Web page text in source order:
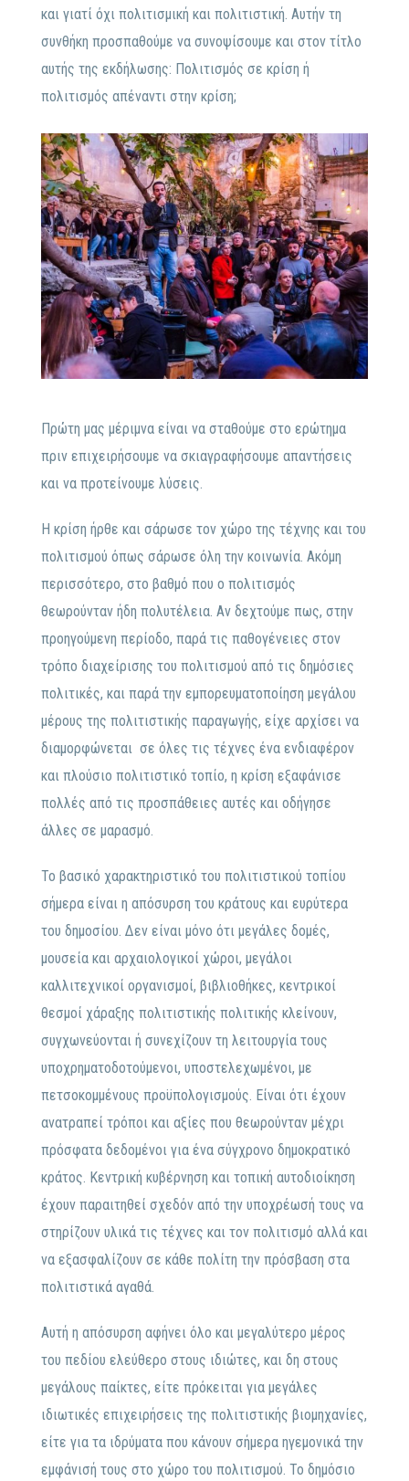
και γιατί όχι πολιτισμική και πολιτιστική. Αυτήν τη
συνθήκη προσπαθούμε να συνοψίσουμε και στον τίτλο
αυτής της εκδήλωσης: Πολιτισμός σε κρίση ή
πολιτισμός απέναντι στην κρίση;
Πρώτη μας μέριμνα είναι να σταθούμε στο ερώτημα
πριν επιχειρήσουμε να σκιαγραφήσουμε απαντήσεις
και να προτείνουμε λύσεις.
Η κρίση ήρθε και σάρωσε τον χώρο της τέχνης και του
πολιτισμού όπως σάρωσε όλη την κοινωνία. Ακόμη
περισσότερο, στο βαθμό που ο πολιτισμός
θεωρούνταν ήδη πολυτέλεια. Αν δεχτούμε πως, στην
προηγούμενη περίοδο, παρά τις παθογένειες στον
τρόπο διαχείρισης του πολιτισμού από τις δημόσιες
πολιτικές, και παρά την εμπορευματοποίηση μεγάλου
μέρους της πολιτιστικής παραγωγής, είχε αρχίσει να
διαμορφώνεται σε όλες τις τέχνες ένα ενδιαφέρον
και πλούσιο πολιτιστικό τοπίο, η κρίση εξαφάνισε
πολλές από τις προσπάθειες αυτές και οδήγησε
άλλες σε μαρασμό.
Το βασικό χαρακτηριστικό του πολιτιστικού τοπίου
σήμερα είναι η απόσυρση του κράτους και ευρύτερα
του δημοσίου. Δεν είναι μόνο ότι μεγάλες δομές,
μουσεία και αρχαιολογικοί χώροι, μεγάλοι
καλλιτεχνικοί οργανισμοί, βιβλιοθήκες, κεντρικοί
θεσμοί χάραξης πολιτιστικής πολιτικής κλείνουν,
συγχωνεύονται ή συνεχίζουν τη λειτουργία τους
υποχρηματοδοτούμενοι, υποστελεχωμένοι, με
πετσοκομμένους προϋπολογισμούς. Είναι ότι έχουν
ανατραπεί τρόποι και αξίες που θεωρούνταν μέχρι
πρόσφατα δεδομένοι για ένα σύγχρονο δημοκρατικό
κράτος. Κεντρική κυβέρνηση και τοπική αυτοδιοίκηση
έχουν παραιτηθεί σχεδόν από την υποχρέωσή τους να
στηρίζουν υλικά τις τέχνες και τον πολιτισμό αλλά και
να εξασφαλίζουν σε κάθε πολίτη την πρόσβαση στα
πολιτιστικά αγαθά.
Αυτή η απόσυρση αφήνει όλο και μεγαλύτερο μέρος
του πεδίου ελεύθερο στους ιδιώτες, και δη στους
μεγάλους παίκτες, είτε πρόκειται για μεγάλες
ιδιωτικές επιχειρήσεις της πολιτιστικής βιομηχανίες,
είτε για τα ιδρύματα που κάνουν σήμερα ηγεμονικά την
εμφάνισή τους στο χώρο του πολιτισμού. Το δημόσιο